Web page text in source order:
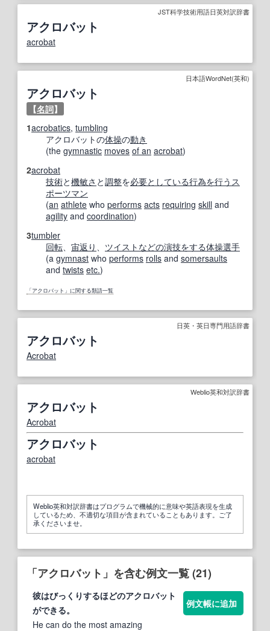
JST科学技術用語日英対訳辞書
アクロバット
acrobat
日本語WordNet(英和)
アクロバット
【名詞】
1acrobatics, tumbling
アクロバットの体操の動き
(the gymnastic moves of an acrobat)
2acrobat
技術と機敏さ と調整を必要としている行為を行う ス
ポーツマン
(an athlete who performs acts requiring skill and
agility and coordination)
3tumbler
回転
宙返り ツイスト などの演技をする体操選手
(a gymnast who performs rolls and somersaults
and twists etc.)
「アクロバット」に関する類語一覧
日英・英日専門用語辞書
アクロバット
Acrobat
Weblio英和対訳辞書
アクロバット
Acrobat
アクロバット
acrobat
Weblio英和対訳辞書はプログラムで機械的に意味や英語表現を生成
しているため、不適切な項目が含まれていることもあります。ご了
承くださいませ。
「アクロバット」を含む例文一覧 (21)
彼はびっくりするほどのアクロバット
ができる。
He can do the most amazing
例文帳に追加